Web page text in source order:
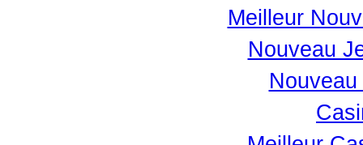
Meilleur
Nouveau